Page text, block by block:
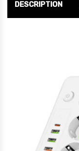
DESCRIPTION